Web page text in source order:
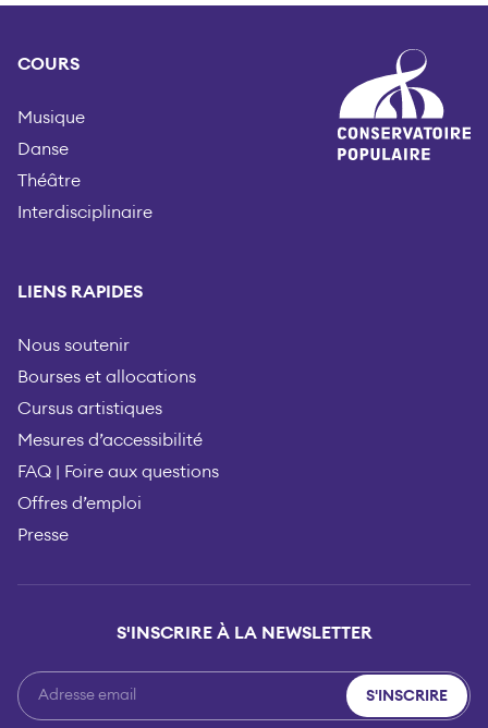
COURS
Musique
Danse
Théâtre
Interdisciplinaire
LIENS RAPIDES
Nous soutenir
Bourses et allocations
Cursus artistiques
Mesures d’accessibilité
FAQ | Foire aux questions
Offres d’emploi
Presse
S'INSCRIRE À LA NEWSLETTER
S'INSCRIRE